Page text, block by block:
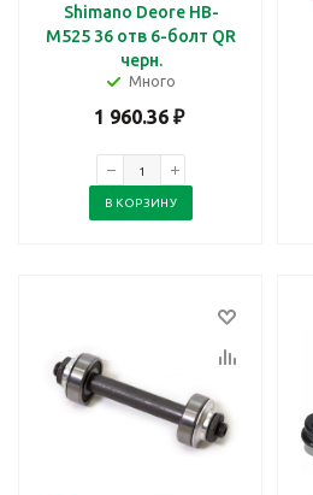
Shimano Deore HB-
M525 36 отв 6-болт QR
черн.
Много
1 960.36₽
В КОРЗИНУ